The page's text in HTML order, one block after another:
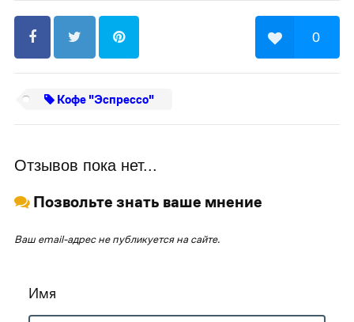
0
Кофе "Эспрессо"
Отзывов пока нет...
Позвольте знать ваше мнение
Ваш email-адрес не публикуется на сайте.
Имя